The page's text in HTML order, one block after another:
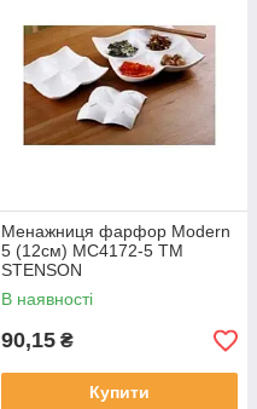
Менажниця фарфор Modern
5 (12см) MC4172-5 ТМ
STENSON
В наявності
90,15 ₴
Купити